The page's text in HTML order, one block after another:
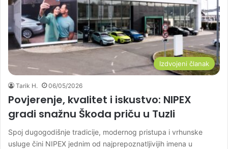
Izdvojeni članak
Tarik H. 06/05/2026
Povjerenje, kvalitet i iskustvo: NIPEX
gradi snažnu Škoda priču u Tuzli
Spoj dugogodišnje tradicije, modernog pristupa i vrhunske
usluge čini NIPEX jednim od najprepoznatljivijih imena u